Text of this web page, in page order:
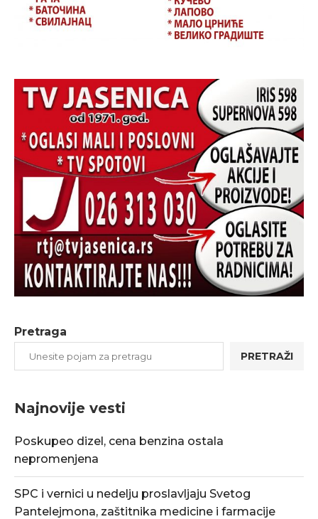
Pretraga
PRETRAŽI
Najnovije vesti
Poskupeo dizel, cena benzina ostala
nepromenjena
SPC i vernici u nedelju proslavljaju Svetog
Pantelejmona, zaštitnika medicine i farmacije